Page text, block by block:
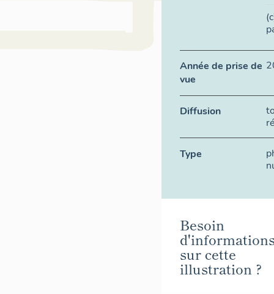
Année de prise de
vue
Diffusion
Type
Besoin
sur cette
illustration ?